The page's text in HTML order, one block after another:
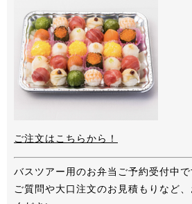
ご注文はこちらから！
バスツアー用のお弁当ご予約受付中で
ご質問や大口注文のお見積もりなど